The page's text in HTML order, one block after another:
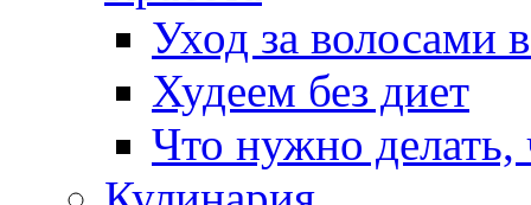
Уход за волосами
Худеем без диет
Что нужно делать,